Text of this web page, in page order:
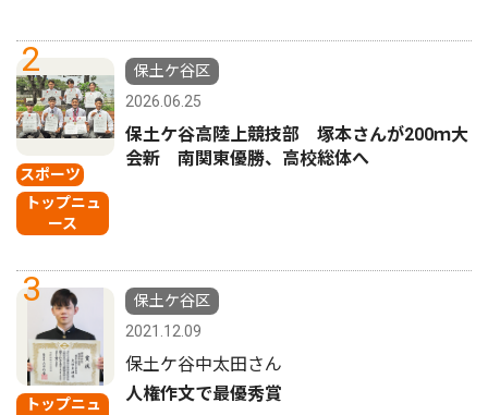
2
スポーツ
トップニュ
ース
保土ケ谷区
2026.06.25
保土ケ谷高陸上競技部 塚本さんが200ｍ大
会新 南関東優勝、高校総体へ
3
トップニュ
保土ケ谷区
2021.12.09
保土ケ谷中太田さん
人権作文で最優秀賞